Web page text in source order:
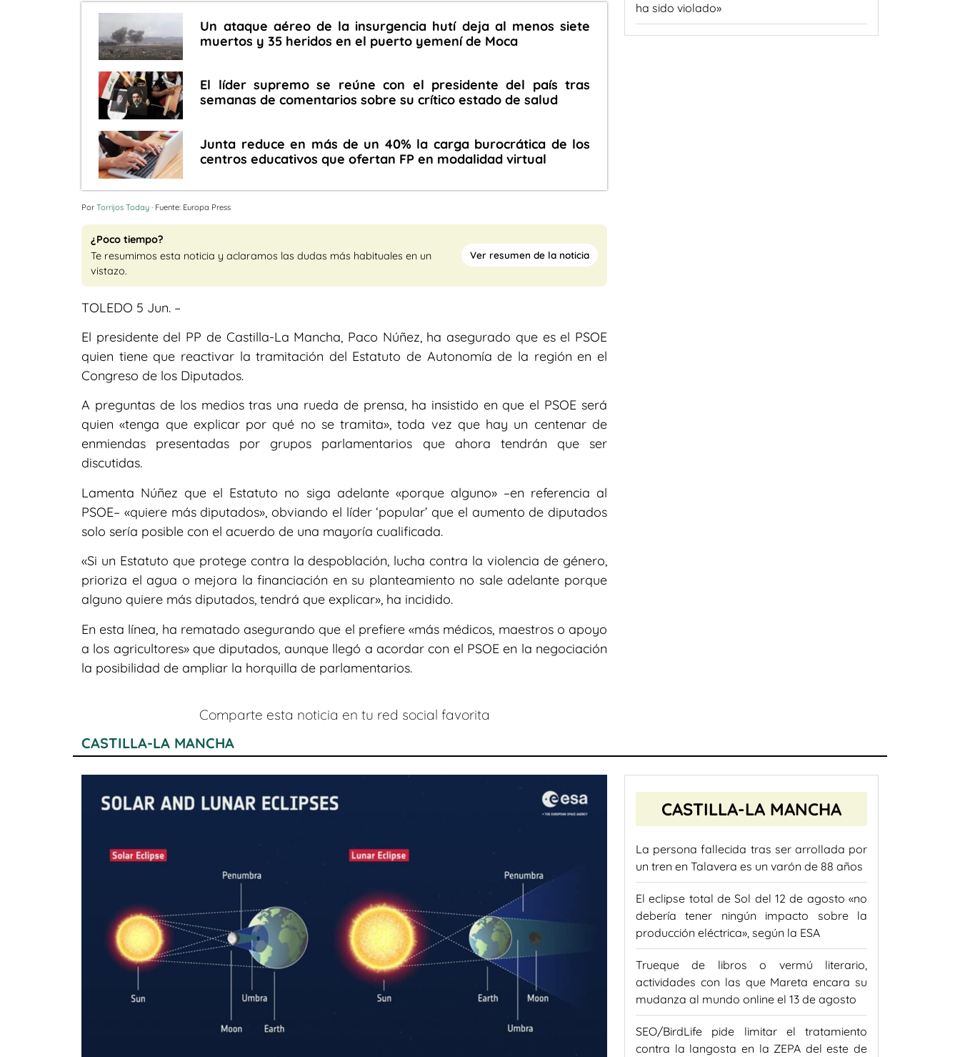
Un ataque aéreo de la insurgencia hutí deja al menos siete
muertos y 35 heridos en el puerto yemení de Moca
El líder supremo se reúne con el presidente del país tras
semanas de comentarios sobre su crítico estado de salud
Junta reduce en más de un 40% la carga burocrática de los
centros educativos que ofertan FP en modalidad virtual
Por Torrijos Today · Fuente: Europa Press
¿Poco tiempo?
Te resumimos esta noticia y aclaramos las dudas más habituales en un
vistazo.
Ver resumen de la noticia
TOLEDO 5 Jun. –
El presidente del PP de Castilla-La Mancha, Paco Núñez, ha asegurado que es el PSOE
quien tiene que reactivar la tramitación del Estatuto de Autonomía de la región en el
Congreso de los Diputados.
A preguntas de los medios tras una rueda de prensa, ha insistido en que el PSOE será
quien «tenga que explicar por qué no se tramita», toda vez que hay un centenar de
enmiendas presentadas por grupos parlamentarios que ahora tendrán que ser
discutidas.
Lamenta Núñez que el Estatuto no siga adelante «porque alguno» –en referencia al
PSOE– «quiere más diputados», obviando el líder ‘popular’ que el aumento de diputados
solo sería posible con el acuerdo de una mayoría cualificada.
«Si un Estatuto que protege contra la despoblación, lucha contra la violencia de género,
prioriza el agua o mejora la financiación en su planteamiento no sale adelante porque
alguno quiere más diputados, tendrá que explicar», ha incidido.
En esta línea, ha rematado asegurando que el prefiere «más médicos, maestros o apoyo
a los agricultores» que diputados, aunque llegó a acordar con el PSOE en la negociación
la posibilidad de ampliar la horquilla de parlamentarios.
Comparte esta noticia en tu red social favorita
ha sido violado»
CASTILLA-LA MANCHA
CASTILLA-LA MANCHA
La persona fallecida tras ser arrollada por
un tren en Talavera es un varón de 88 años
El eclipse total de Sol del 12 de agosto «no
debería tener ningún impacto sobre la
producción eléctrica», según la ESA
Trueque de libros o vermú literario,
actividades con las que Mareta encara su
mudanza al mundo online el 13 de agosto
SEO/BirdLife pide limitar el tratamiento
contra la langosta en la ZEPA del este de